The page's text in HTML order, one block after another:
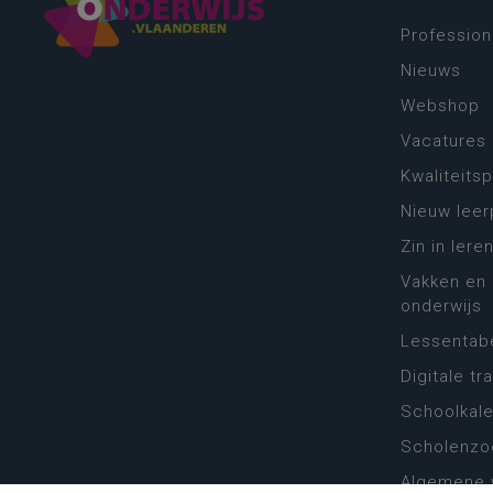
Nieuws
Webshop
Vacatures
Nieuw
Zin in
Vakken
onderwijs
Digitale
Algemene